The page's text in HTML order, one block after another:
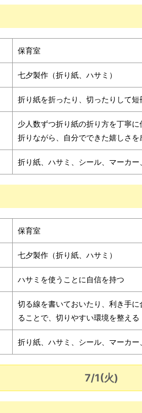
保育室
七夕製作（折り紙、ハサミ）
折り紙を折ったり、切ったりして
少人数ずつ折り紙の折り方を丁寧
折りながら、自分でできた嬉しさ
折り紙、ハサミ、シール、マーカ
保育室
七夕製作（折り紙、ハサミ）
ハサミを使うことに自信を持つ
切る線を書いておいたり、利き手
ることで、切りやすい環境を整える
折り紙、ハサミ、シール、マーカ
7/1(火)